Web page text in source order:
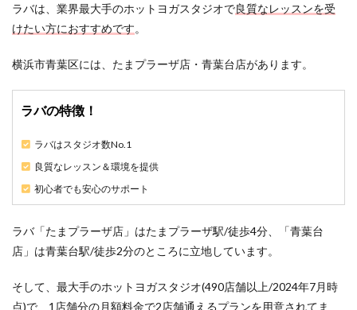
ラバは、業界最大手のホットヨガスタジオで良質なレッスンを受
けたい方におすすめです。
横浜市青葉区には、たまプラーザ店・青葉台店があります。
ラバの特徴！
ラバはスタジオ数No.1
良質なレッスン＆環境を提供
初心者でも安心のサポート
ラバ「たまプラーザ店」はたまプラーザ駅/徒歩4分、「青葉台
店」は青葉台駅/徒歩2分のところに立地しています。
そして、最大手のホットヨガスタジオ(490店舗以上/2024年7月時
点)で、1店舗分の月額料金で2店舗通えるプランを用意されてま